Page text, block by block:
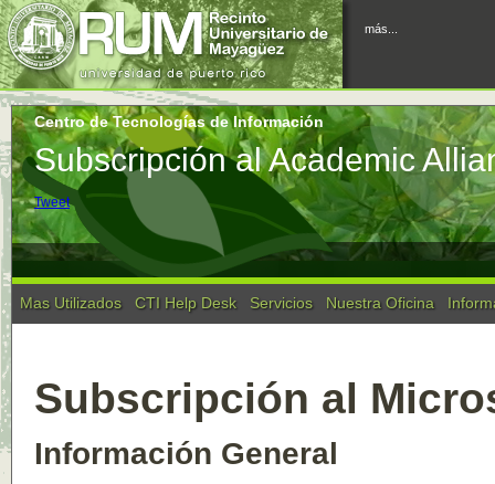
más...
Centro de Tecnologías de Información
Subscripción al Academic
Tweet
Mas Utilizados CTI Help Desk Servicios Nuestra Oficina
Subscripción al
Información General